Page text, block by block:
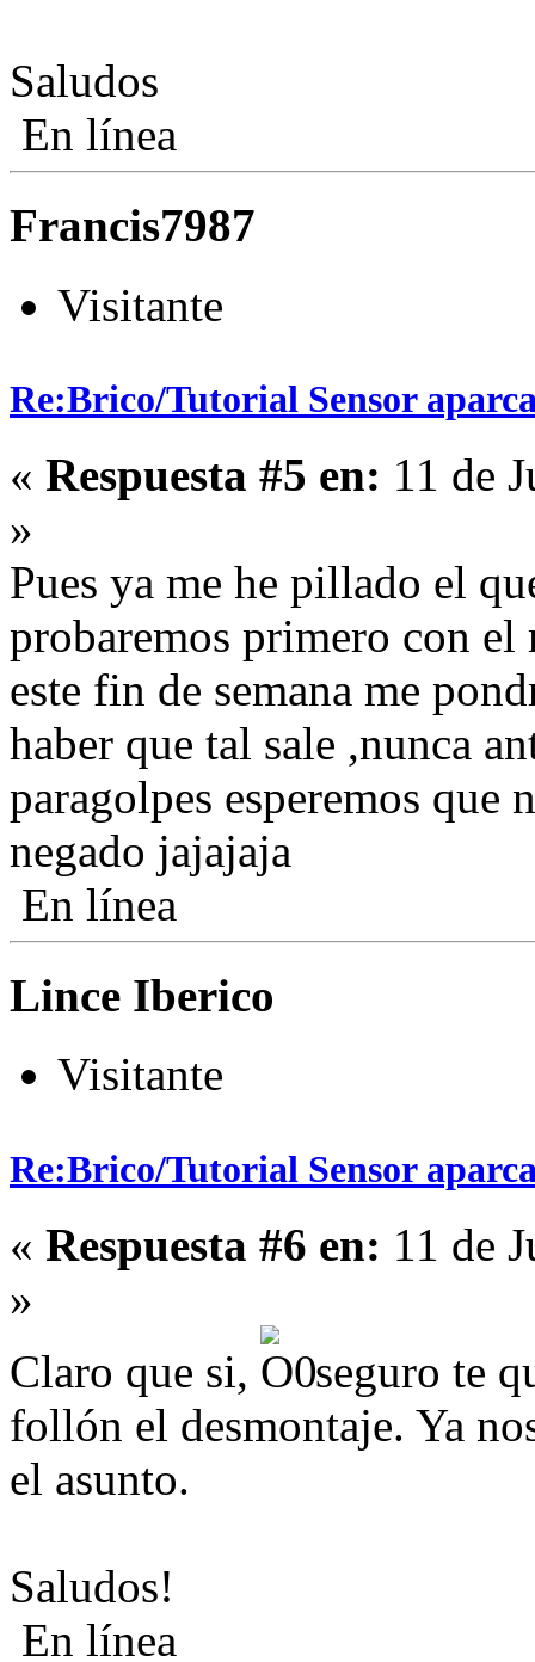
Saludos
En línea
Francis7987
Visitante
Re:Brico/Tutorial Sensor
« Respuesta #5 en: 11 de
»
Pues ya me he pillado el
probaremos primero con
este fin de semana me
haber que tal sale ,nunca
paragolpes esperemos que
negado jajajaja
En línea
Lince Iberico
Visitante
Re:Brico/Tutorial Sensor
« Respuesta #6 en: 11 de
»
Claro que si,
seguro te
follón el desmontaje. Ya
el asunto.
Saludos!
En línea